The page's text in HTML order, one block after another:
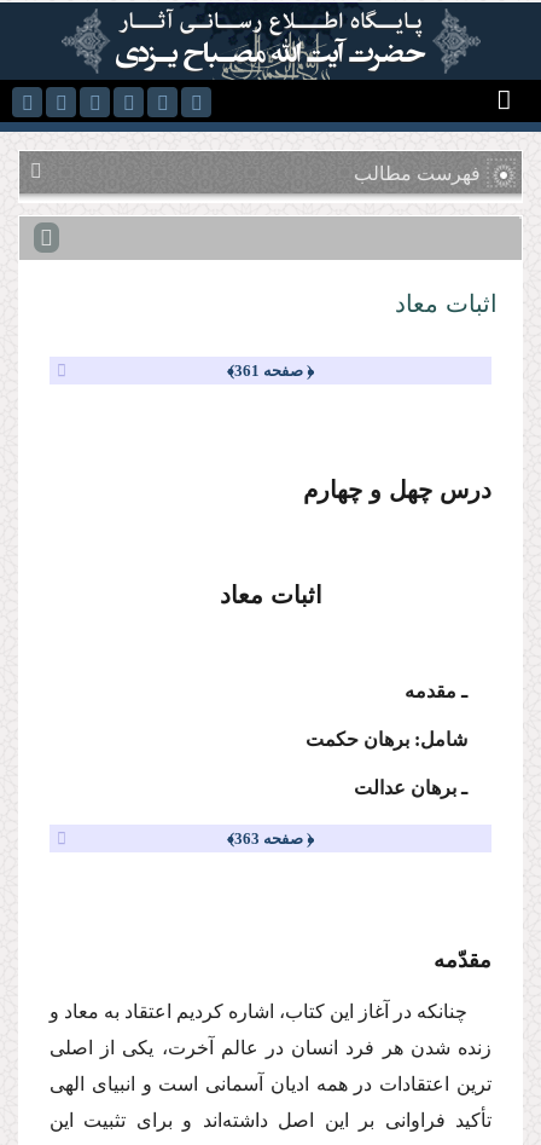
رفتن به محتوای اصلی
فهرست مطالب
اثبات معاد
﴿ صفحه 361﴾
درس چهل و چهارم
اثبات معاد
ـ مقدمه
شامل: برهان حكمت
ـ برهان عدالت
﴿ صفحه 363﴾
مقدّمه
چنانكه در آغاز این كتاب، اشاره كردیم اعتقاد به معاد و
زنده شدن هر فرد انسان در عالم آخرت، یكى از اصلى
ترین اعتقادات در همه ادیان آسمانى است و انبیاى الهى
تأكید فراوانى بر این اصل داشته‌اند و براى تثبیت این